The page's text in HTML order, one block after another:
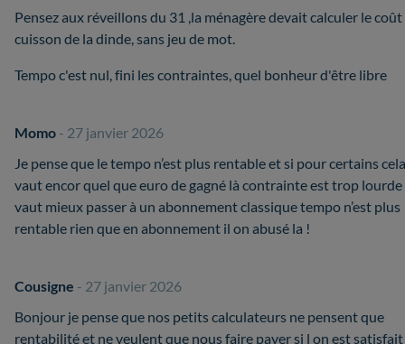
Pensez aux réveillons du 31 ,la ménagère devait calculer le coût
cuisson de la dinde, sans jeu de mot.
Tempo c'est nul, fini les contraintes, quel bonheur d'être libre
Momo - 27 janvier 2026
Je pense que le tempo n’est plus rentable et si pour certains cela
vaut encor quel que euro de gagné là contrainte est trop lourde
vaut mieux passer à un abonnement classique tempo n’est plus
rentable rien que en abonnement il on abusé la !
Cousigne - 27 janvier 2026
Bonjour je pense que nos petits calculateurs ne pensent que
rentabilité et ne veulent que nous faire payer si l on est